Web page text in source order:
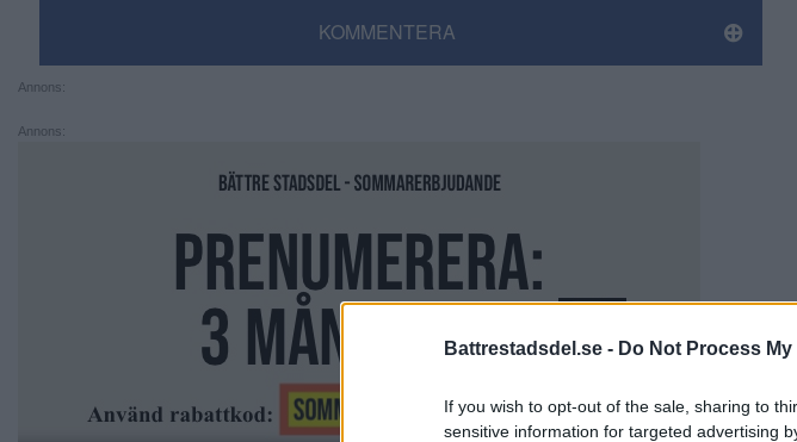
Battrestadsdel.se - Do Not Process
If you wish to opt-out of the sale, sharing to
sensitive information for targeted advertising
KOMMENTERA
Annons:
Annons: